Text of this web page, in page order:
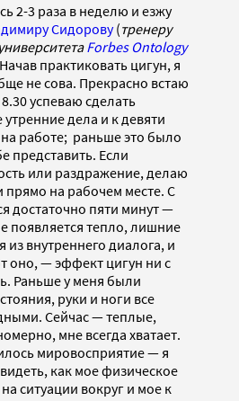
2-3 раза в неделю и езжу
Сидорову(тренеру
Forbes Ontology
практиковать цигун, я
не сова. Прекрасно встаю
успеваю сделать
утренние дела и к девяти
работе; раньше это было
представить. Если
или раздражение, делаю
прямо на рабочем месте. С
достаточно пяти минут —
появляется тепло, лишние
внутреннего диалога, и
оно, — эффект цигун ни с
Раньше у меня были
руки и ноги все
Сейчас — теплые,
мне всегда хватает.
мировосприятие — я
как мое физическое
ситуации вокруг и мое к